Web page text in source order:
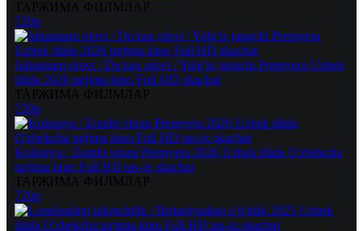
720p
Jahannam olovi / Do'zax olovi / Yolg'iz jangchi Premyera Uzbek
tilida 2026 tarjima kino Full HD skachat
720p
Koloniya / Zombi virusi Premyera 2026 Uzbek tilida O'zbekcha
tarjima kino Full HD tas-ix skachat
720p